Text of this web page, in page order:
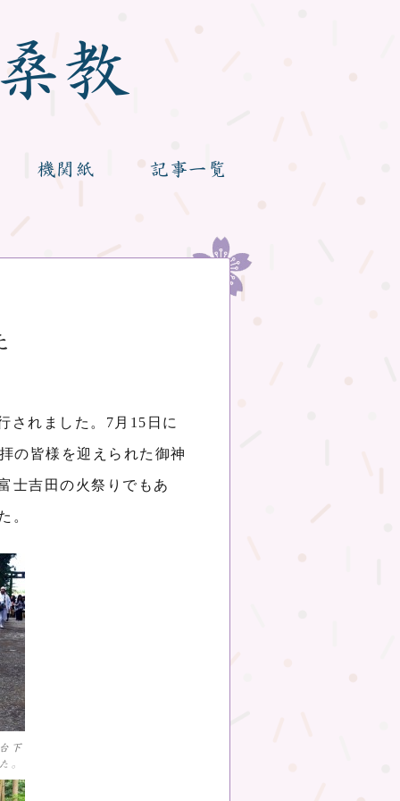
教
機関紙 記事一覧
されました。7月15日に
の皆様を迎えられた御神
士吉田の火祭りでもあ
。
下
。